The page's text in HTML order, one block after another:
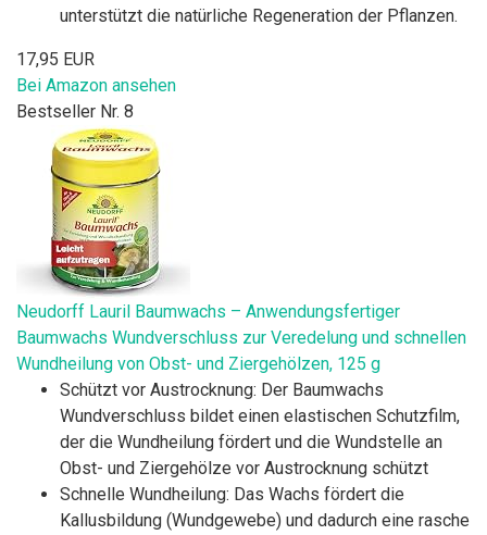
unterstützt die natürliche Regeneration der Pflanzen.
17,95 EUR
Bei Amazon ansehen
Bestseller Nr. 8
Neudorff Lauril Baumwachs – Anwendungsfertiger
Baumwachs Wundverschluss zur Veredelung und schnellen
Wundheilung von Obst- und Ziergehölzen, 125 g
Schützt vor Austrocknung: Der Baumwachs
Wundverschluss bildet einen elastischen Schutzfilm,
der die Wundheilung fördert und die Wundstelle an
Obst- und Ziergehölze vor Austrocknung schützt
Schnelle Wundheilung: Das Wachs fördert die
Kallusbildung (Wundgewebe) und dadurch eine rasche